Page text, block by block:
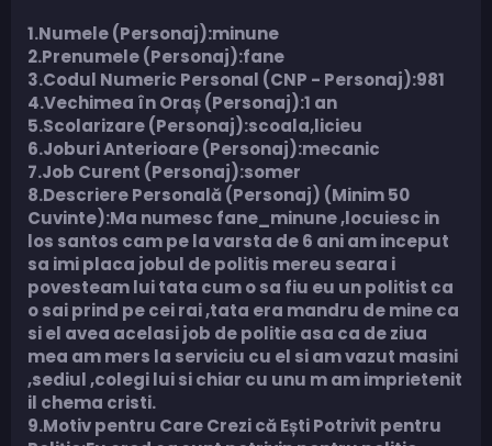
1.Numele (Personaj):minune
2.Prenumele (Personaj):fane
3.Codul Numeric Personal (CNP - Personaj):981
4.Vechimea în Oraș (Personaj):1 an
5.Scolarizare (Personaj):scoala,licieu
6.Joburi Anterioare (Personaj):mecanic
7.Job Curent (Personaj):somer
8.Descriere Personală (Personaj) (Minim 50
Cuvinte):Ma numesc fane_minune ,locuiesc in
los santos cam pe la varsta de 6 ani am inceput
sa imi placa jobul de politis mereu seara i
povesteam lui tata cum o sa fiu eu un politist ca
o sai prind pe cei rai ,tata era mandru de mine ca
si el avea acelasi job de politie asa ca de ziua
mea am mers la serviciu cu el si am vazut masini
,sediul ,colegi lui si chiar cu unu m am imprietenit
il chema cristi.
9.Motiv pentru Care Crezi că Ești Potrivit pentru